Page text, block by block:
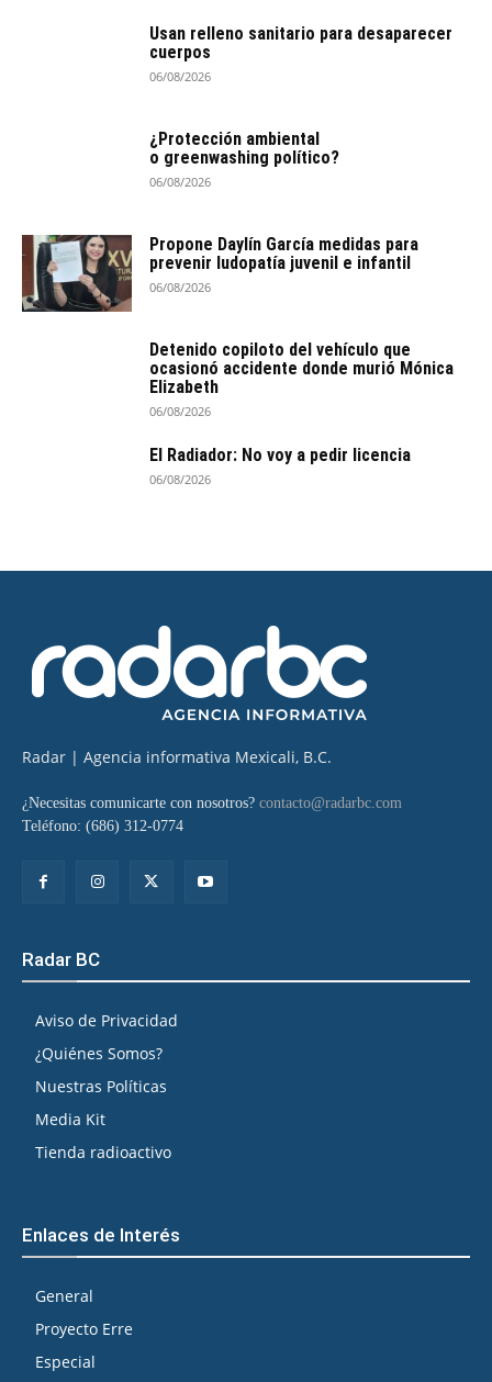
Usan relleno sanitario para desaparecer
cuerpos
06/08/2026
¿Protección ambiental
o greenwashing político?
06/08/2026
Propone Daylín García medidas para
prevenir ludopatía juvenil e infantil
06/08/2026
Detenido copiloto del vehículo que
ocasionó accidente donde murió Mónica
Elizabeth
06/08/2026
El Radiador: No voy a pedir licencia
06/08/2026
Radar | Agencia informativa Mexicali, B.C.
¿Necesitas comunicarte con nosotros? contacto@radarbc.com
Teléfono: (686) 312-0774
Radar BC
Aviso de Privacidad
¿Quiénes Somos?
Nuestras Políticas
Media Kit
Tienda radioactivo
Enlaces de Interés
General
Proyecto Erre
Especial